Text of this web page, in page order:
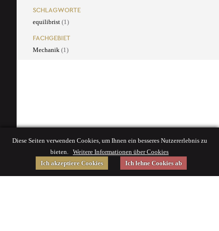
SCHLAGWORTE
equilibrist (1)
FACHGEBIET
Mechanik (1)
Diese Seiten verwenden Cookies, um Ihnen ein besseres Nutzererlebnis zu
bieten. Weitere Informationen über Cookies
Ich akzeptiere Cookies
Ich lehne Cookies ab